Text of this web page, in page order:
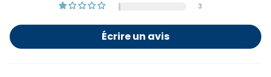
3
Écrire un avis